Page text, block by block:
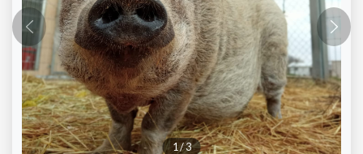
Anterior
1/3